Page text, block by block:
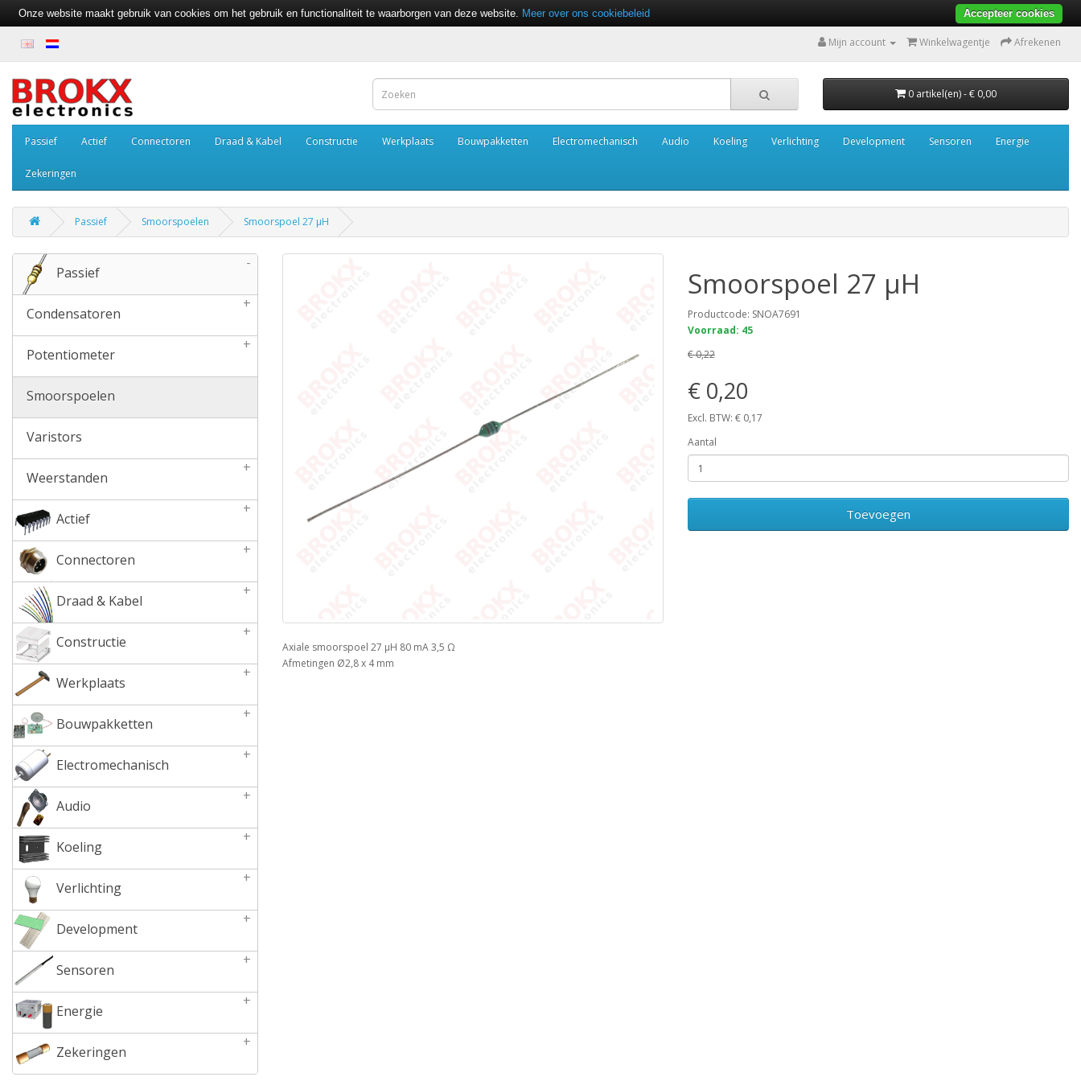
Mijn account Winkelwagentje Afrekenen
0 artikel(en) - € 0,00
Passief Actief Connectoren Draad & Kabel Constructie Werkplaats Bouwpakketten Electromechanisch Audio Koeling Verlichting Development Sensoren Energie
Zekeringen
Passief Smoorspoelen Smoorspoel 27 µH
Passief
-
Condensatoren
+
Potentiometer
+
Smoorspoelen
Varistors
Weerstanden
+
Actief
+
Connectoren
+
Draad & Kabel
+
Constructie
+
Werkplaats
+
Bouwpakketten
+
Electromechanisch
+
Audio
+
Koeling
+
Verlichting
+
Development
+
Sensoren
+
Energie
+
Zekeringen
+
Axiale smoorspoel 27 µH 80 mA 3,5 Ω
Afmetingen Ø2,8 x 4 mm
Smoorspoel 27 µH
Productcode: SNOA7691
Voorraad: 45
€ 0,22
€ 0,20
Excl. BTW: € 0,17
Aantal
Toevoegen
Onze website maakt gebruik van cookies om het gebruik en functionaliteit te waarborgen van deze website. Meer over ons cookiebeleid Accepteer cookies